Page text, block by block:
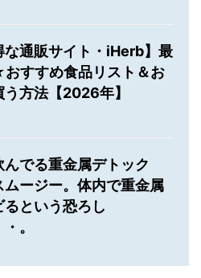
な通販サイト・iHerb】最
すすめ食品リスト＆お
う方法【2026年】
んでる重金属デトック
ムージー。体内で重金属
るという恐ろし
。